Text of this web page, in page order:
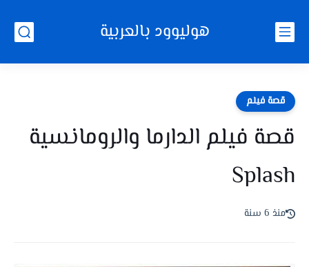
هوليوود بالعربية
قصة فيلم
قصة فيلم الدارما والرومانسية
Splash
منذ 6 سنة